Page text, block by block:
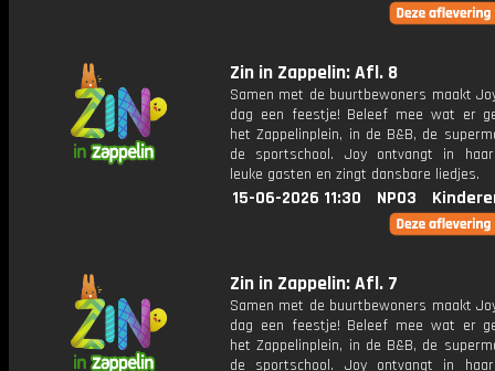
Zin in Zappelin: Afl. 8
Samen met de buurtbewoners maakt
dag een feestje! Beleef mee wat er
het Zappelinplein, in de B&B, de
de sportschool. Joy ontvangt in
leuke gasten en zingt dansbare liedjes.
15-06-2026 11:30 NPO3
Zin in Zappelin: Afl. 7
Samen met de buurtbewoners maakt
dag een feestje! Beleef mee wat er
het Zappelinplein, in de B&B, de
de sportschool. Joy ontvangt in